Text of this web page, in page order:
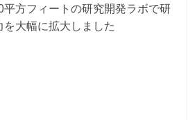
方フィートの研究開発ラボで研
大幅に拡大しました